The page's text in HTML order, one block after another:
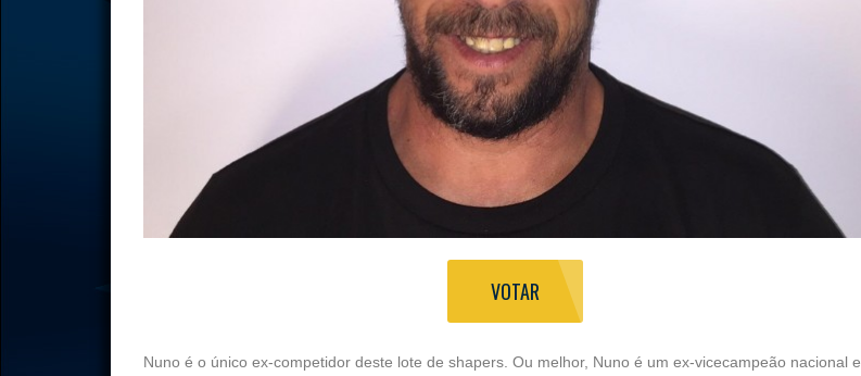
VOTAR
Nuno é o único ex-competidor deste lote de shapers. Ou melhor, Nuno é um ex-vicecampeão nacional e